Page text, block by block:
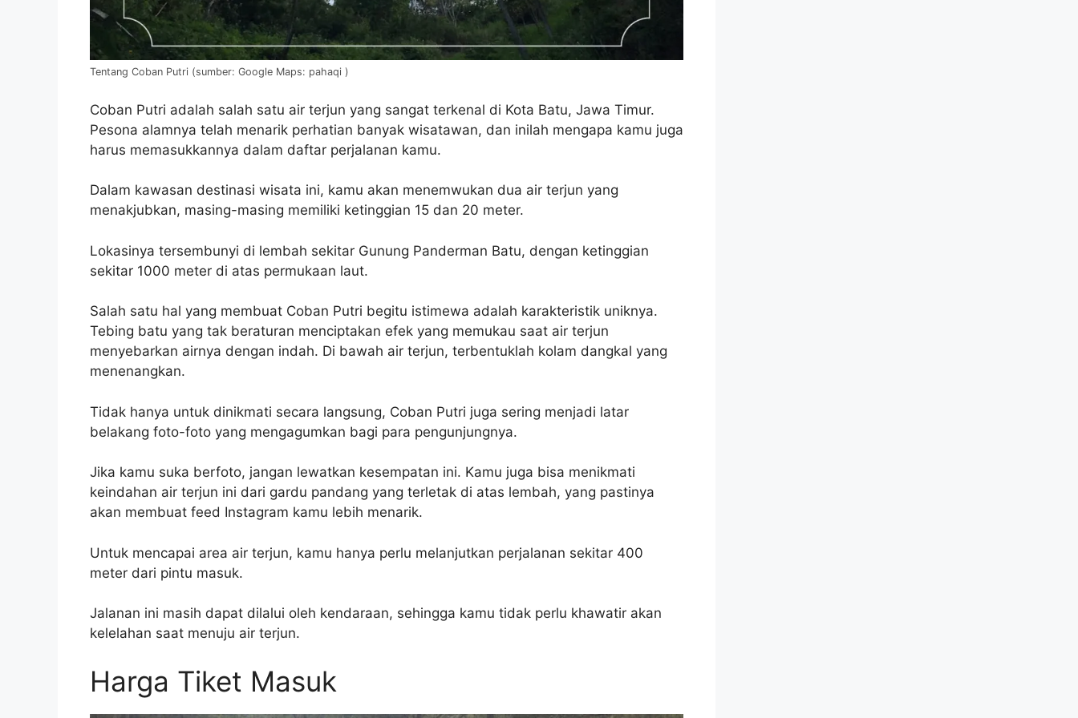
Tentang Coban Putri (sumber: Google Maps: pahaqi )
Coban Putri adalah salah satu air terjun yang sangat terkenal di Kota Batu, Jawa Timur.
Pesona alamnya telah menarik perhatian banyak wisatawan, dan inilah mengapa kamu juga
harus memasukkannya dalam daftar perjalanan kamu.
Dalam kawasan destinasi wisata ini, kamu akan menemwukan dua air terjun yang
menakjubkan, masing-masing memiliki ketinggian 15 dan 20 meter.
Lokasinya tersembunyi di lembah sekitar Gunung Panderman Batu, dengan ketinggian
sekitar 1000 meter di atas permukaan laut.
Salah satu hal yang membuat Coban Putri begitu istimewa adalah karakteristik uniknya.
Tebing batu yang tak beraturan menciptakan efek yang memukau saat air terjun
menyebarkan airnya dengan indah. Di bawah air terjun, terbentuklah kolam dangkal yang
menenangkan.
Tidak hanya untuk dinikmati secara langsung, Coban Putri juga sering menjadi latar
belakang foto-foto yang mengagumkan bagi para pengunjungnya.
Jika kamu suka berfoto, jangan lewatkan kesempatan ini. Kamu juga bisa menikmati
keindahan air terjun ini dari gardu pandang yang terletak di atas lembah, yang pastinya
akan membuat feed Instagram kamu lebih menarik.
Untuk mencapai area air terjun, kamu hanya perlu melanjutkan perjalanan sekitar 400
meter dari pintu masuk.
Jalanan ini masih dapat dilalui oleh kendaraan, sehingga kamu tidak perlu khawatir akan
kelelahan saat menuju air terjun.
Harga Tiket Masuk